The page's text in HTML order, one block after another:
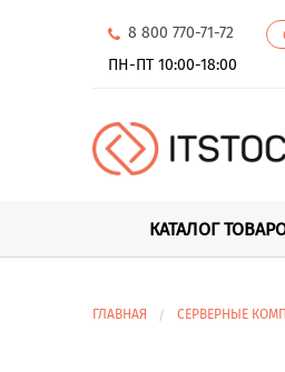
8 800 770-71-72
ПН-ПТ 10:00-18:00
КАТАЛОГ
ГЛАВНАЯ СЕРВЕРНЫЕ